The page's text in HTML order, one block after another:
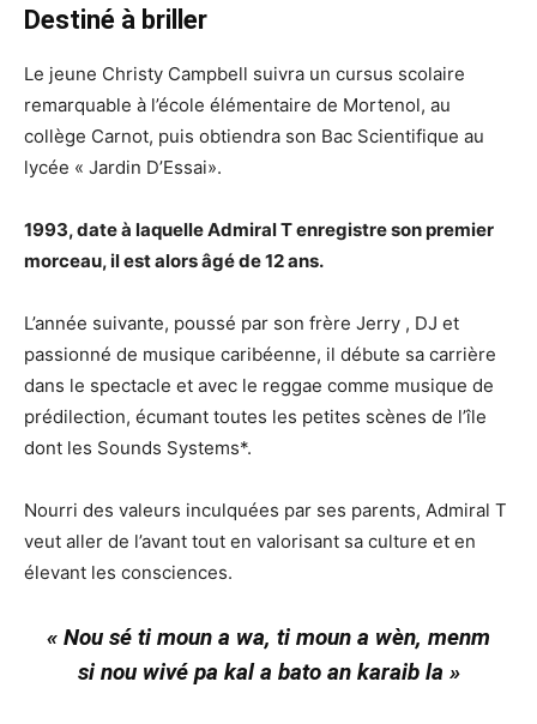
Destiné à briller
Le jeune Christy Campbell suivra un cursus scolaire
remarquable à l’école élémentaire de Mortenol, au
collège Carnot, puis obtiendra son Bac Scientifique au
lycée « Jardin D’Essai».
1993, date à laquelle Admiral T enregistre son premier
morceau, il est alors âgé de 12 ans.
L’année suivante, poussé par son frère Jerry , DJ et
passionné de musique caribéenne, il débute sa carrière
dans le spectacle et avec le reggae comme musique de
prédilection, écumant toutes les petites scènes de l’île
dont les Sounds Systems*.
Nourri des valeurs inculquées par ses parents, Admiral T
veut aller de l’avant tout en valorisant sa culture et en
élevant les consciences.
« Nou sé ti moun a wa, ti moun a wèn, menm
si nou wivé pa kal a bato an karaib la »